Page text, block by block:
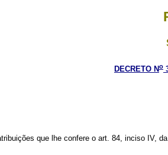
DECRETO No
que lhe confere o art. 84, inciso IV,